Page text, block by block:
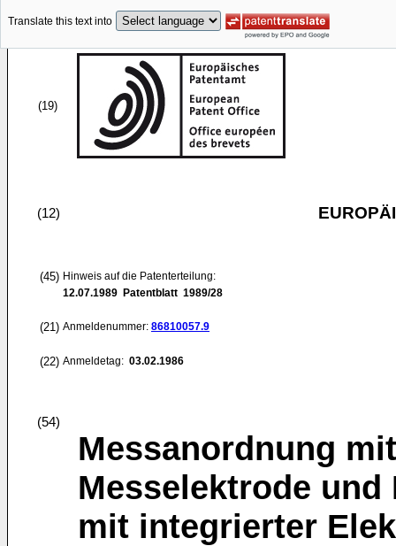
Translate this text into
(19)
(12)
(45) Hinweis auf die Patenterteilung:
12.07.1989 Patentblatt 1989/28
(21) Anmeldenummer: 86810057.9
(22) Anmeldetag: 03.02.1986
(54)
Messanordnung
Messelektrode und
mit integrierter